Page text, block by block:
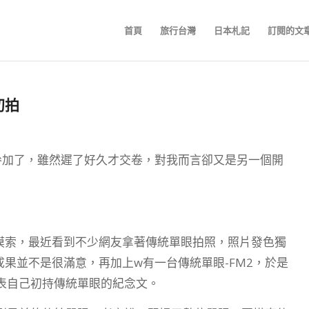
首頁 旅行台灣 日本札記 訂閱的文
拍
了，雖然遲了好久才交卷，對我而言卻又是另一個開
，最近看到不少網友拿著傳統單眼拍照，照片發色獨
並不是很滿意，再加上w有一台傳統單眼-FM2，於是
己初持傳統單眼的紀念文。